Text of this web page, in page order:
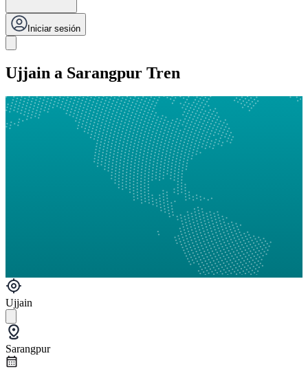
Iniciar sesión
Ujjain a Sarangpur Tren
Ujjain
Sarangpur